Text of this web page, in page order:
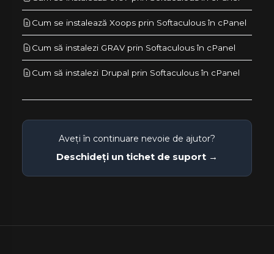
Cum se instalează Xoops prin Softaculous în cPanel
Cum să instalezi GRAV prin Softaculous în cPanel
Cum să instalezi Drupal prin Softaculous în cPanel
Aveți în continuare nevoie de ajutor?
Deschideți un tichet de suport →